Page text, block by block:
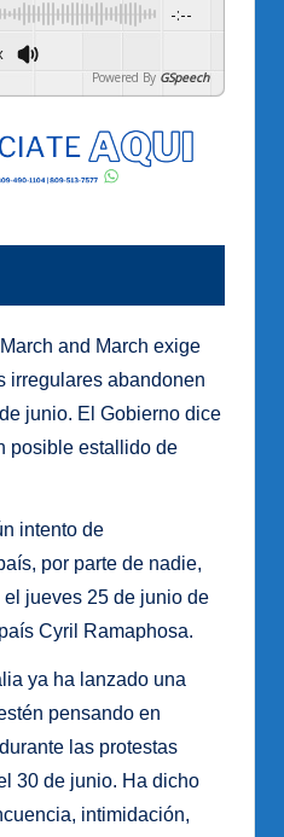
-:--
Powered By GSpeech
and March exige
irregulares abandonen
junio. El Gobierno dice
posible estallido de
intento de
por parte de nadie,
jueves 25 de junio de
Cyril Ramaphosa.
ya ha lanzado una
pensando en
las protestas
30 de junio. Ha dicho
intimidación,